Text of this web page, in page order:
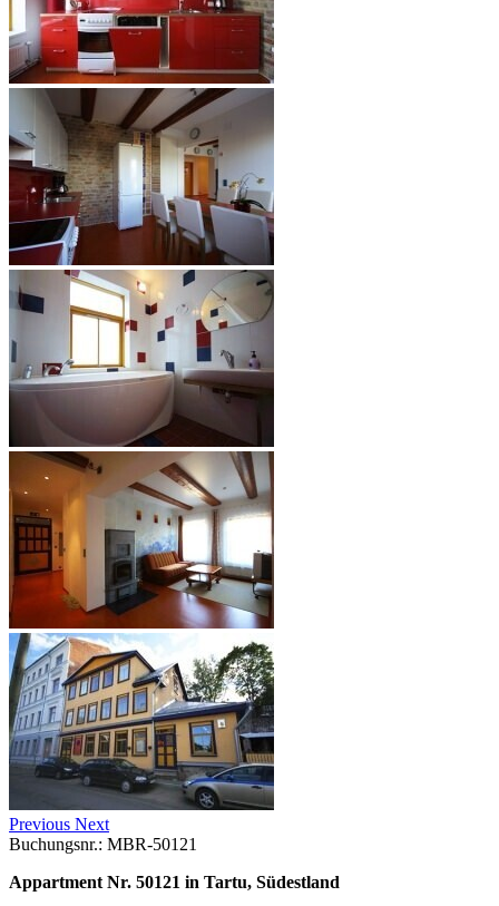
Previous Next
Buchungsnr.: MBR-50121
Appartment Nr. 50121 in Tartu, Südestland